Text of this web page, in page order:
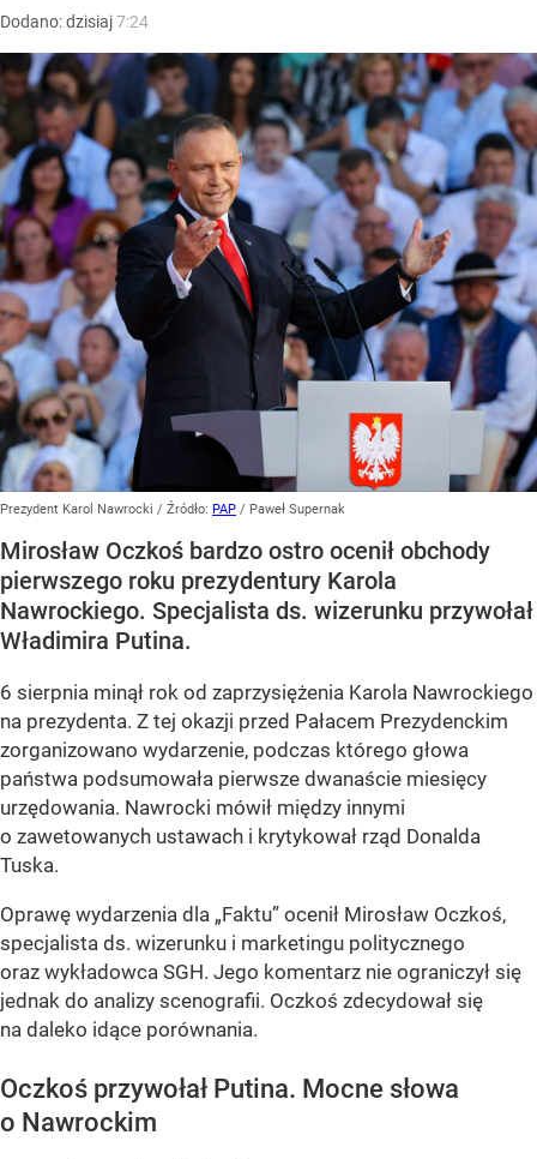
Dodano:dzisiaj7:24
Prezydent Karol Nawrocki / Źródło: PAP / Paweł Supernak
Mirosław Oczkoś bardzo ostro ocenił obchody
pierwszego roku prezydentury Karola
Nawrockiego. Specjalista ds. wizerunku przywołał
Władimira Putina.
6 sierpnia minął rok od zaprzysiężenia Karola Nawrockiego
na prezydenta. Z tej okazji przed Pałacem Prezydenckim
zorganizowano wydarzenie, podczas którego głowa
państwa podsumowała pierwsze dwanaście miesięcy
urzędowania. Nawrocki mówił między innymi
o zawetowanych ustawach i krytykował rząd Donalda
Tuska.
Oprawę wydarzenia dla „Faktu” ocenił Mirosław Oczkoś,
specjalista ds. wizerunku i marketingu politycznego
oraz wykładowca SGH. Jego komentarz nie ograniczył się
jednak do analizy scenografii. Oczkoś zdecydował się
na daleko idące porównania.
Oczkoś przywołał Putina. Mocne słowa
o Nawrockim